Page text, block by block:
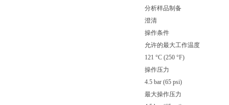
分析样品制备
澄清
操作条件
允许的最大工作温度
121 °C (250 °F)
操作压力
4.5 bar (65 psi)
最大操作压力